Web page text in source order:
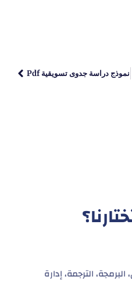
نموذج دراسة جدوى تسويقية Pdf
الترجمة، إدارة